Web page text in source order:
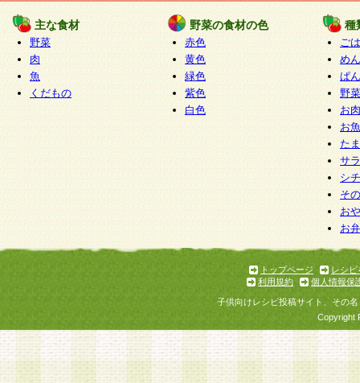
が行われるよう監督します。
○開示対象個人情報の開示等および問い合わせ窓口
本人からの求めにより、当社が本件により取得
報の利用目的の通知・開示・内容の訂正・追加
停止・消去及び第三者への提供の禁止（以下、
といいます。）に応じます。
開示等に応じる窓口は以下になります。
ぱくすく食堂個人情報お客様相談窓口 paku-
m
個人情報を与えることは任意ですが、個人情報
意をいただけない場合には、当社のサービスの
お問い合わせ・ご相談への対応ができない場合
主な食材
野菜
肉
魚
くだもの
野菜の食材の色
赤色
黄色
緑色
紫色
白色
種
ご
めん
ぱん
野
お
お
た
サ
シ
そ
お
お
トップページ
レシピ
利用規約
個人情報保
子供向けレシピ投稿サイト、その
Copyright